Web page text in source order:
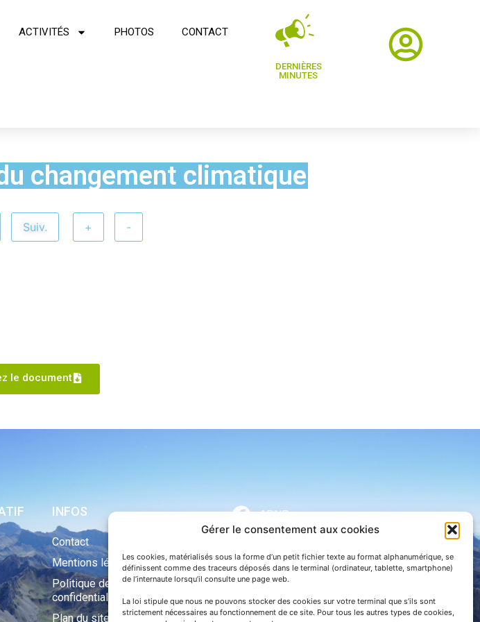
Gérer le consentement aux cookies
Les cookies, matérialisés sous la forme d’un petit fichier texte au format alphanumérique, se
définissent comme des traceurs déposés dans le terminal (ordinateur, tablette, smartphone)
de l’internaute lorsqu’il consulte une page web.
La loi stipule que nous ne pouvons stocker des cookies sur votre terminal que s’ils sont
strictement nécessaires au fonctionnement de ce site. Pour tous les autres types de cookies,
ACTIVITÉS PHOTOS CONTACT
DERNIÈRES
MINUTES
changement climatique
Suiv. + -
le document
INFOS
Contact
Mentions légales
Politique de
confidentialité
Plan du site
APNP
Parc national des Pyrénées